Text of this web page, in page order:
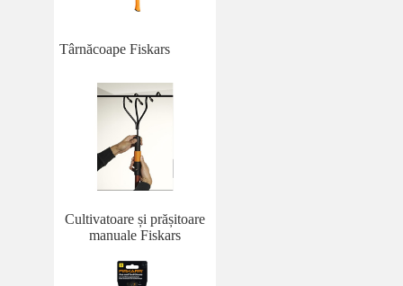
Târnăcoape Fiskars
Cultivatoare și prășitoare
manuale Fiskars